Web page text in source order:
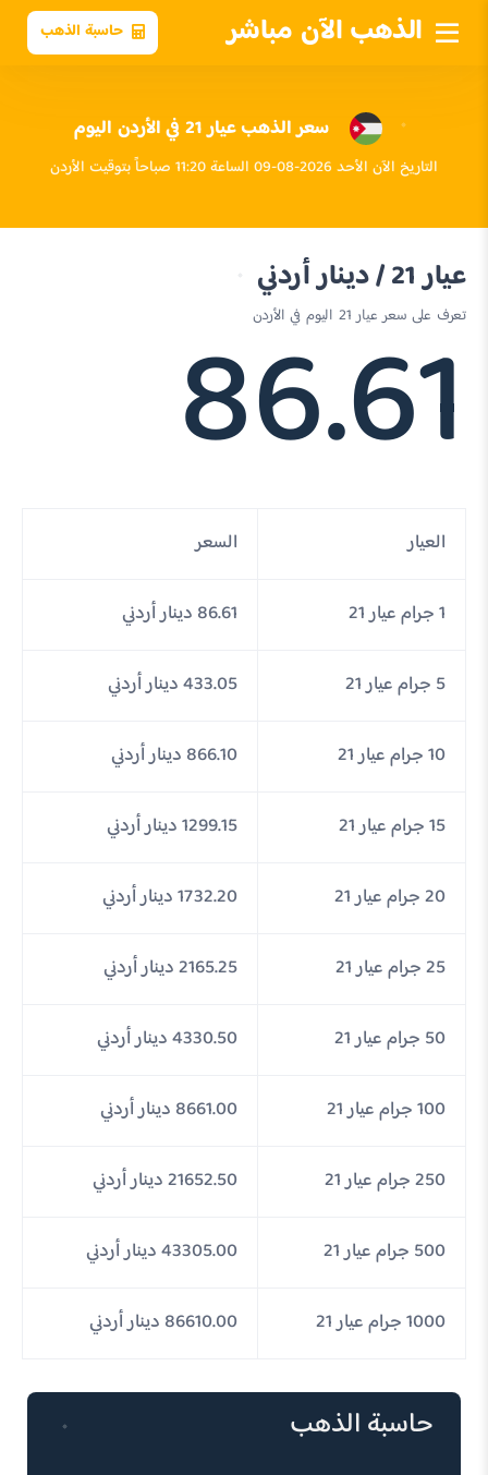
الذهب الآن مباشر حاسبة الذهب
سعر الذهب عيار 21 في الأردن اليوم
التاريخ الآن الأحد 2026-08-09 الساعة 11:20 صباحاً بتوقيت الأردن
عيار 21 / دينار أردني
تعرف على سعر عيار 21 اليوم في الأردن
86.61
العيار السعر
1 جرام عيار 21 86.61 دينار أردني
5 جرام عيار 21 433.05 دينار أردني
10 جرام عيار 21 866.10 دينار أردني
15 جرام عيار 21 1299.15 دينار أردني
20 جرام عيار 21 1732.20 دينار أردني
25 جرام عيار 21 2165.25 دينار أردني
50 جرام عيار 21 4330.50 دينار أردني
100 جرام عيار 21 8661.00 دينار أردني
250 جرام عيار 21 21652.50 دينار أردني
500 جرام عيار 21 43305.00 دينار أردني
1000 جرام عيار 21 86610.00 دينار أردني
حاسبة الذهب